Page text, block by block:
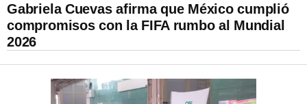
Gabriela Cuevas afirma que México cumplió
compromisos con la FIFA rumbo al Mundial
2026